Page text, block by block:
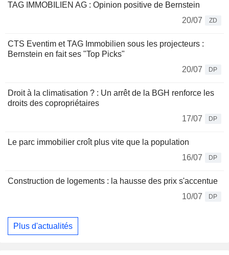
TAG IMMOBILIEN AG : Opinion positive de Bernstein
20/07
ZD
CTS Eventim et TAG Immobilien sous les projecteurs :
Bernstein en fait ses "Top Picks"
20/07
DP
Droit à la climatisation ? : Un arrêt de la BGH renforce les
droits des copropriétaires
17/07
DP
Le parc immobilier croît plus vite que la population
16/07
DP
Construction de logements : la hausse des prix s'accentue
10/07
DP
Plus d'actualités